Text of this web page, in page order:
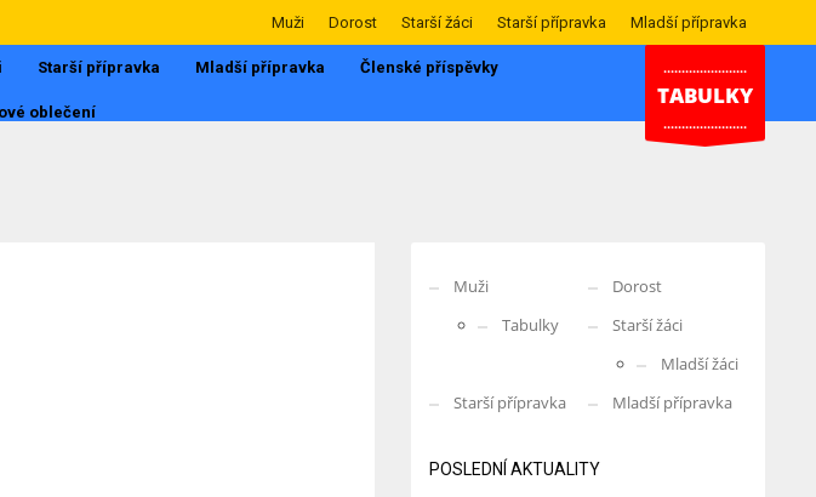
Muži Dorost Starší žáci Starší přípravka Mladší přípravka
Starší přípravka Mladší přípravka Členské příspěvky
oblečení
.......................
TABULKY
.......................
Muži
Tabulky
Dorost
Starší žáci
Mladší žáci
Starší přípravka
Mladší přípravka
POSLEDNÍ AKTUALITY